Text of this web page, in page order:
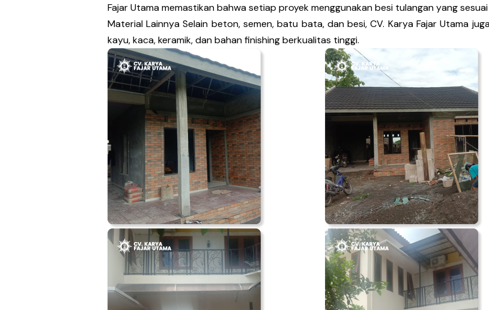
Fajar Utama memastikan bahwa setiap proyek menggunakan besi tulangan yang
Material Lainnya Selain beton, semen, batu bata, dan besi, CV. Karya Fajar Utama
kayu, kaca, keramik, dan bahan finishing berkualitas tinggi.